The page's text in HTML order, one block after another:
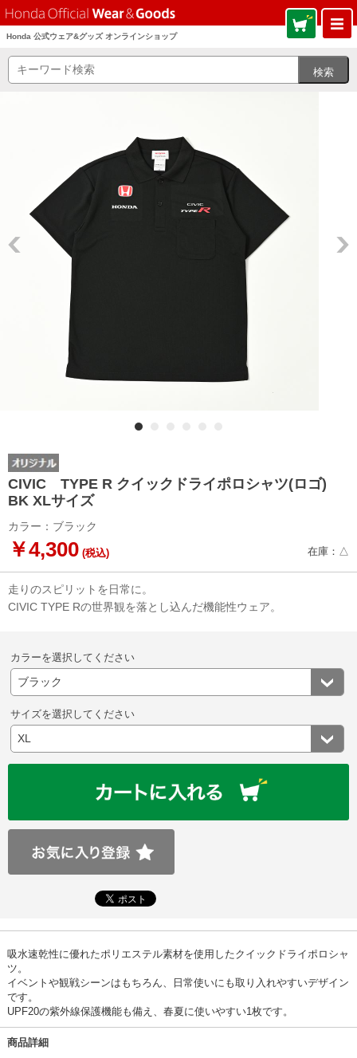
Honda 公式ウェア&グッズ オンラインショップ
CIVIC TYPE R クイックドライポロシャツ(ロゴ)
BK XLサイズ
カラー：ブラック
￥4,300 (税込) 在庫：△
走りのスピリットを日常に。
CIVIC TYPE Rの世界観を落とし込んだ機能性ウェア。
カラーを選択してください
サイズを選択してください
吸水速乾性に優れたポリエステル素材を使用したクイックドライポロシャ
ツ。
イベントや観戦シーンはもちろん、日常使いにも取り入れやすいデザイン
です。
UPF20の紫外線保護機能も備え、春夏に使いやすい1枚です。
商品詳細